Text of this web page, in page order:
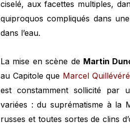
ciselé, aux facettes multiples,
quiproquos compliqués dans
dans l’eau.
La mise en scène de Martin
au Capitole que Marcel Quillévéré
est constamment sollicité par
variées : du suprématisme à la
russes et toutes sortes de clins